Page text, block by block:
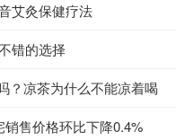
艾灸保健疗法
错的选择
？凉茶为什么不能凉着喝
售价格环比下降0.4%